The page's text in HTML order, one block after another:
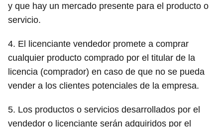
y que hay un mercado presente para el producto o
servicio.
4. El licenciante vendedor promete a comprar
cualquier producto comprado por el titular de la
licencia (comprador) en caso de que no se pueda
vender a los clientes potenciales de la empresa.
5. Los productos o servicios desarrollados por el
vendedor o licenciante serán adquiridos por el